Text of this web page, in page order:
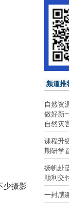
少摄影
频道推
自然资
做好新
自然灾
课程升
期研学
扬帆赴
顺利交
一封感